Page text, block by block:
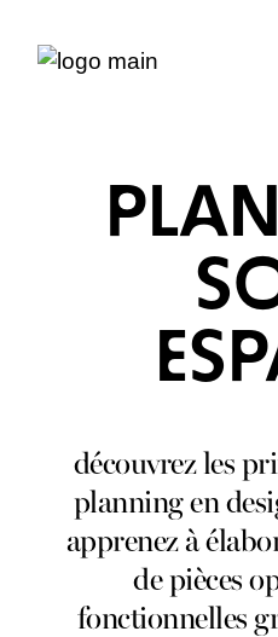
découvrez les
planning en
apprenez à
de pièces
fonctionnelles